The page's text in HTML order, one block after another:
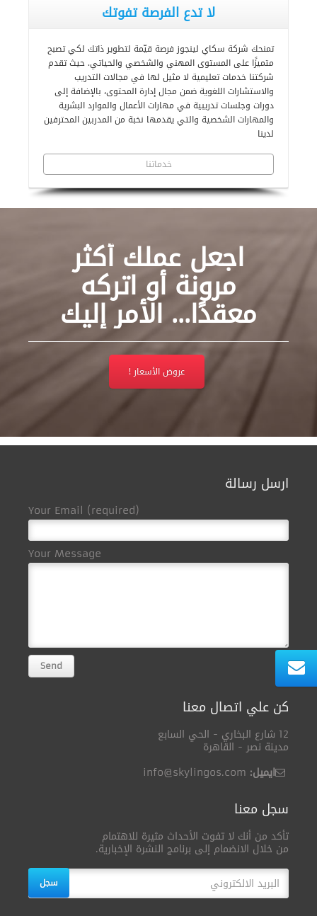
لا تدع الفرصة تفوتك
تمنحك شركة سكاي لينجوز فرصة قيّمة لتطوير ذاتك لكي تصبح
متميزًا على المستوى المهني والشخصي والحياتي. حيث تقدم
شركتنا خدمات تعليمية لا مثيل لها في مجالات التدريب
والاستشارات اللغوية ضمن مجال إدارة المحتوى، بالإضافة إلى
دورات وجلسات تدريبية في مهارات الأعمال والموارد البشرية
والمهارات الشخصية والتي يقدمها نخبة من المدربين المحترفين
لدينا
خدماتنا
اجعل عملك أكثر
مرونة أو اتركه
معقدًا... الأمر إليك
عروض الأسعار !
ارسل رسالة
Your Email (required)
Your Message
كن علي اتصال معنا
12 شارع البخاري - الحي السابع
مدينة نصر - القاهرة
ايميل:
سجل معنا
تأكد من أنك لا تفوت الأحداث مثيرة للاهتمام
من خلال الانضمام إلى برنامج النشرة الإخبارية.
سجل